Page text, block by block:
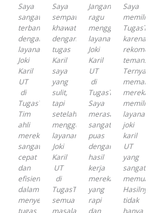
Saya
sangat
terbantu
dengan
layanan
Joki
Karil
UT
di
TugasTuntas.com.
Tim
ahli
mereka
sangat
cepat
dan
efisien
dalam
menyelesaikan
tugas
Saya
sempat
khawatir
dengan
tugas
Karil
saya
yang
sulit,
tapi
setelah
menggunakan
layanan
Joki
Karil
UT
di
TugasTuntas.com,
semua
masalah
Jangan
ragu
menggunakan
layanan
Joki
Karil
UT
di
TugasTuntas.com!
Saya
merasa
sangat
puas
dengan
hasil
kerja
mereka
yang
rapi
dan
Saya
memilih
karena
teman.
Ternyata
memang
mereka
memiliki
layanan
joki
karil
UT
yang
sangat
Hasilnya
tidak
hanya